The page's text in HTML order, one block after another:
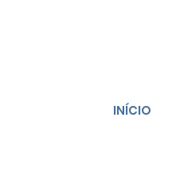
INÍCIO